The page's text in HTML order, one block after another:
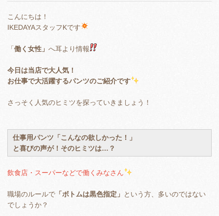
こんにちは！
IKEDAYAスタッフKです
「働く女性」 へ耳より情報
今日は当店で大人気！
お仕事で大活躍するパンツのご紹介です
さっそく人気のヒミツを探っていきましょう！
仕事用パンツ「こんなの欲しかった！」
と喜びの声が！そのヒミツは…？
飲食店・スーパーなどで働くみなさん
職場のルールで 「ボトムは黒色指定」 という方、多いのではない
でしょうか？